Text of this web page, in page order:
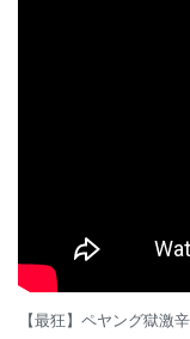
【最狂】ペヤング獄激